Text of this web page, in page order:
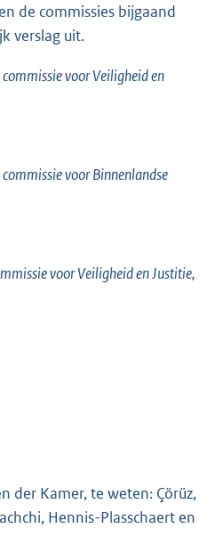
de commissies bijgaand
verslag uit.
voor Veiligheid en
voor Binnenlandse
voor Veiligheid en Justitie,
der Kamer, te weten: Çörüz,
Hennis-Plasschaert en